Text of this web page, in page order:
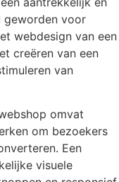
geworden voor
webdesign van een
creëren van een
van
omvat
om bezoekers
Een
visuele